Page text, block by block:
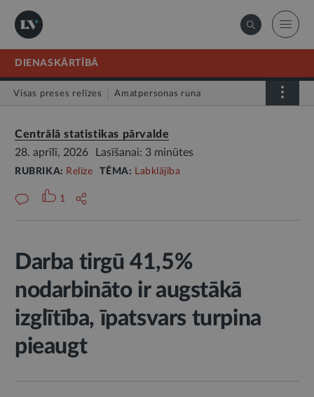
DIENASKĀRTĪBĀ
Visas preses relīzes Amatpersonas runa
Centrālā statistikas pārvalde
28. aprīlī, 2026
Lasīšanai: 3 minūtes
RUBRIKA: Relīze TĒMA: Labklājība
1
Darba tirgū 41,5%
nodarbināto ir augstākā
izglītība, īpatsvars turpina
pieaugt